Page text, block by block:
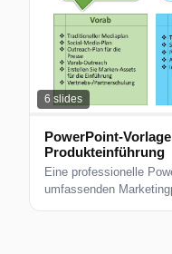
6 slides
PowerPoint-
Produkteinführung
Eine professionelle
umfassenden